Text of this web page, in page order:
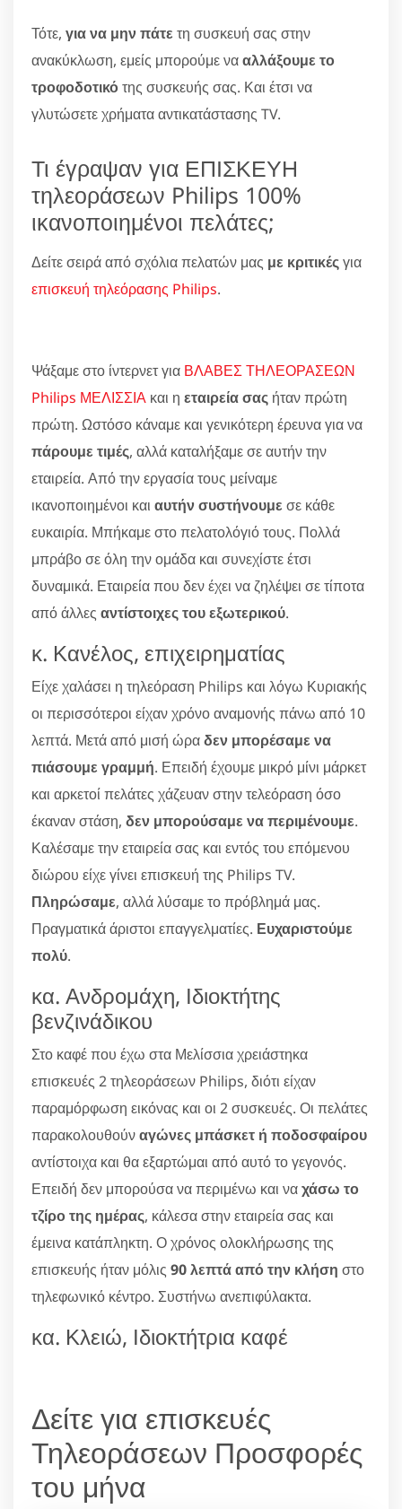
Τότε, για να μην πάτε τη συσκευή σας στην
ανακύκλωση, εμείς μπορούμε νααλλάξουμε το
τροφοδοτικότης συσκευής σας. Και έτσι να
γλυτώσετε χρήματα αντικατάστασης TV.
Τι έγραψαν για ΕΠΙΣΚΕΥΗ
τηλεοράσεων Philips 100%
ικανοποιημένοι πελάτες;
Δείτε σειρά από σχόλια πελατών μας με κριτικέςγια
επισκευή τηλεόρασης Philips.
Ψάξαμε στο ίντερνετ για ΒΛΑΒΕΣ ΤΗΛΕΟΡΑΣΕΩΝ
Philips ΜΕΛΙΣΣΙΑ και η εταιρεία σας ήταν πρώτη
πρώτη. Ωστόσο κάναμε και γενικότερη έρευνα για να
πάρουμε τιμές, αλλά καταλήξαμε σε αυτήν την
εταιρεία. Από την εργασία τους μείναμε
ικανοποιημένοι και αυτήν συστήνουμε σε κάθε
ευκαιρία. Μπήκαμε στο πελατολόγιό τους. Πολλά
μπράβο σε όλη την ομάδα και συνεχίστε έτσι
δυναμικά. Εταιρεία που δεν έχει να ζηλέψει σε τίποτα
από άλλες αντίστοιχες του εξωτερικού.
κ. Κανέλος, επιχειρηματίας
Είχε χαλάσει η τηλεόραση Philips και λόγω Κυριακής
οι περισσότεροι είχαν χρόνο αναμονής πάνω από 10
λεπτά. Μετά από μισή ώραδεν μπορέσαμε να
πιάσουμε γραμμή. Επειδή έχουμε μικρό μίνι μάρκετ
και αρκετοί πελάτες χάζευαν στην τελεόραση όσο
έκαναν στάση, δεν μπορούσαμε να περιμένουμε.
Καλέσαμε την εταιρεία σας και εντός του επόμενου
διώρου είχε γίνει επισκευή της Philips TV.
Πληρώσαμε, αλλά λύσαμε το πρόβλημά μας.
Πραγματικά άριστοι επαγγελματίες. Ευχαριστούμε
πολύ.
κα. Ανδρομάχη, Ιδιοκτήτης
βενζινάδικου
Στο καφέ που έχω στα Μελίσσια χρειάστηκα
επισκευές 2 τηλεοράσεων Philips, διότι είχαν
παραμόρφωση εικόνας και οι 2 συσκευές. Οι πελάτες
παρακολουθούναγώνες μπάσκετ ή ποδοσφαίρου
αντίστοιχα και θα εξαρτώμαι από αυτό το γεγονός.
Επειδή δεν μπορούσα να περιμένω και ναχάσω το
τζίρο της ημέρας, κάλεσα στην εταιρεία σας και
έμεινα κατάπληκτη. Ο χρόνος ολοκλήρωσης της
επισκευής ήταν μόλις 90 λεπτά από την κλήση στο
τηλεφωνικό κέντρο. Συστήνω ανεπιφύλακτα.
κα. Κλειώ, Ιδιοκτήτρια καφέ
Δείτε για επισκευές
Τηλεοράσεων Προσφορές
του μήνα